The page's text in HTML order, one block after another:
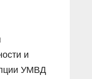
и
УМВД